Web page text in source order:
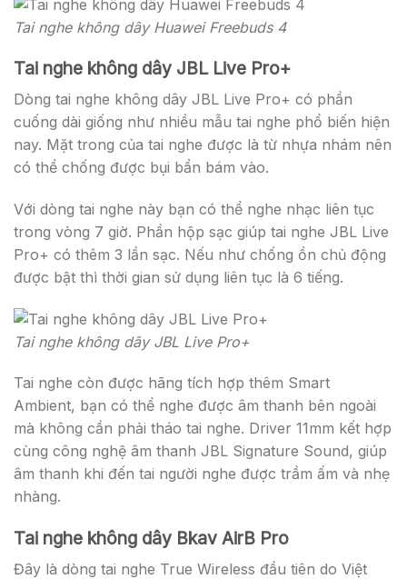
Tai nghe không dây Huawei Freebuds 4
Tai nghe không dây JBL Live Pro+
Dòng tai nghe không dây JBL Live Pro+ có phần
cuống dài giống như nhiều mẫu tai nghe phổ biến hiện
nay. Mặt trong của tai nghe được là từ nhựa nhám nên
có thể chống được bụi bẩn bám vào.
Với dòng tai nghe này bạn có thể nghe nhạc liên tục
trong vòng 7 giờ. Phần hộp sạc giúp tai nghe JBL Live
Pro+ có thêm 3 lần sạc. Nếu như chống ồn chủ động
được bật thì thời gian sử dụng liên tục là 6 tiếng.
Tai nghe không dây JBL Live Pro+
Tai nghe còn được hãng tích hợp thêm Smart
Ambient, bạn có thể nghe được âm thanh bên ngoài
mà không cần phải tháo tai nghe. Driver 11mm kết hợp
cùng công nghệ âm thanh JBL Signature Sound, giúp
âm thanh khi đến tai người nghe được trầm ấm và nhẹ
nhàng.
Tai nghe không dây Bkav AirB Pro
Đây là dòng tai nghe True Wireless đầu tiên do Việt